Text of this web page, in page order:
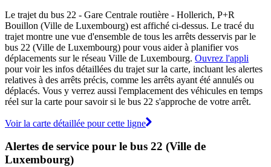
Le trajet du bus 22 - Gare Centrale routière - Hollerich, P+R
Bouillon (Ville de Luxembourg) est affiché ci-dessus. Le tracé du
trajet montre une vue d'ensemble de tous les arrêts desservis par le
bus 22 (Ville de Luxembourg) pour vous aider à planifier vos
déplacements sur le réseau Ville de Luxembourg. Ouvrez l'appli
pour voir les infos détaillées du trajet sur la carte, incluant les alertes
relatives à des arrêts précis, comme les arrêts ayant été annulés ou
déplacés. Vous y verrez aussi l'emplacement des véhicules en temps
réel sur la carte pour savoir si le bus 22 s'approche de votre arrêt.
Voir la carte détaillée pour cette ligne
Alertes de service pour le bus 22 (Ville de
Luxembourg)